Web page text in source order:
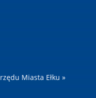
Miasta Ełku »